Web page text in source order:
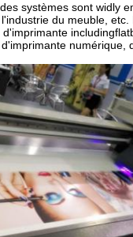
systèmes sont widly
du meuble,
numérique,